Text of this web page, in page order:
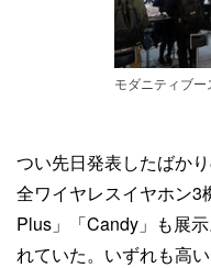
モダニティブー
つい先日発表したばか
全ワイヤレスイヤホン
Plus」「Candy」も展
れていた。いずれも高